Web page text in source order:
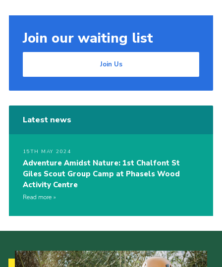
Join our waiting list
Join Us
Latest news
15TH MAY 2024
Adventure Amidst Nature: 1st Chalfont St
Giles Scout Group Camp at Phasels Wood
Activity Centre
Read more